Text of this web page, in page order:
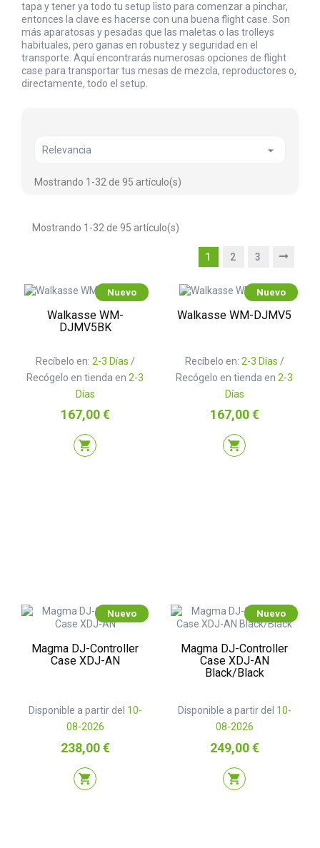
tapa y tener ya todo tu setup listo para comenzar a pinchar,
entonces la clave es hacerse con una buena flight case. Son
más aparatosas y pesadas que las maletas o las trolleys
habituales, pero ganas en robustez y seguridad en el
transporte. Aquí encontrarás numerosas opciones de flight
case para transportar tus mesas de mezcla, reproductores o,
directamente, todo el setup.
Relevancia 
Mostrando 1-32 de 95 artículo(s)
Mostrando 1-32 de 95 artículo(s)
1 2 3
Nuevo
Walkasse WM-
DJMV5BK
Recíbelo en: 2-3 Días /
Recógelo en tienda en 2-3
Días
Precio
167,00 €
shopping_cart
Nuevo
Walkasse WM-DJMV5
Recíbelo en: 2-3 Días /
Recógelo en tienda en 2-3
Días
Precio
167,00 €
shopping_cart
Nuevo
Magma DJ-Controller
Case XDJ-AN
Disponible a partir del 10-
08-2026
Precio
238,00 €
shopping_cart
Nuevo
Magma DJ-Controller
Case XDJ-AN
Black/Black
Disponible a partir del 10-
08-2026
Precio
249,00 €
shopping_cart